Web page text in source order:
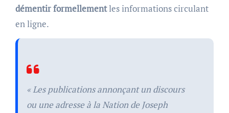
démentir formellementles informations circulant
en ligne.
« Les publications annonçant un discours
ou une adresse à la Nation de Joseph